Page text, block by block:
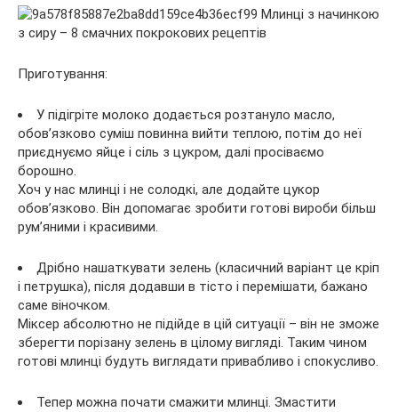
Приготування:
У підігріте молоко додається розтануло масло,
обов’язково суміш повинна вийти теплою, потім до неї
приєднуємо яйце і сіль з цукром, далі просіваємо
борошно.
Хоч у нас млинці і не солодкі, але додайте цукор
обов’язково. Він допомагає зробити готові вироби більш
рум’яними і красивими.
Дрібно нашаткувати зелень (класичний варіант це кріп
і петрушка), після додавши в тісто і перемішати, бажано
саме віночком.
Міксер абсолютно не підійде в цій ситуації – він не зможе
зберегти порізану зелень в цілому вигляді. Таким чином
готові млинці будуть виглядати привабливо і спокусливо.
Тепер можна почати смажити млинці. Змастити